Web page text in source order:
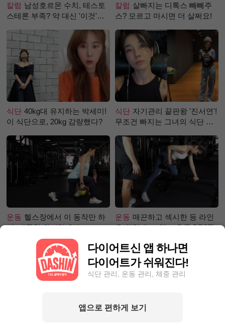
칼럼 남성호르몬 수치, 테스토
스테론 부족? 약 대신 '이것'으
칼럼 살빠지는 디톡스 빼빼주
스? 모르고 마시면 더 살쩌요!
식단 40kg대 유지하는 박세미!
이 식단으로, 20kg 감량했다?
식단 자기관리 끝판왕 '진서연'!
무조건 빠지는 그녀의 식단 정
운동 헬스장에서 이 동작만 하
면, 애플힙 완성?! -2탄-
운동 매끈하고 섹시한 등 라인
을 위한 초보 헬스 운동 BEST!
다이어트신 앱 하나면
다이어트가 쉬워진다!
식단 관리, 운동 관리, 체중 관리
앱으로 편하게 보기